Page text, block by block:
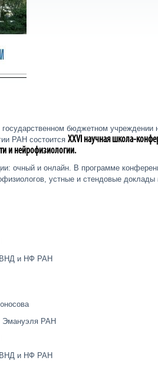
бюджетном учреждении
РАН состоится XXVI научная школа-
и нейрофизиологии.
очный и онлайн. В программе
устные и стендовые
и НФ РАН
РАН
и НФ РАН